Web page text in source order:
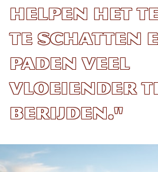
helpen het
te schatten
paden veel
vloeiender
berijden."